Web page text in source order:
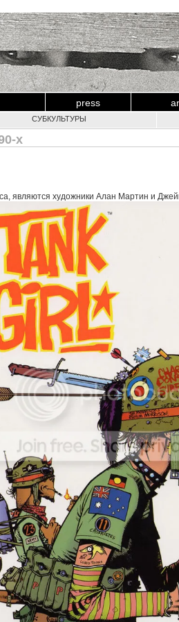
press
СУБКУЛЬТУРЫ
х
являются художники Алан Мартин и